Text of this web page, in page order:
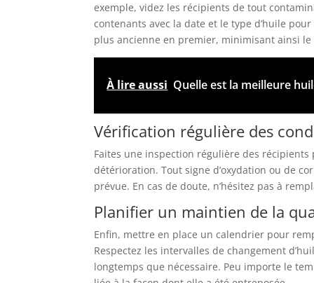
exemple, videz les récipients de tout
contenants avec la date et le type d’huile
plus ancienne en premier, minimisant ainsi
À lire aussi Quelle est la meilleure
Vérification régulière des
Faites une inspection régulière des
détérioration. Tout signe d’oxydation ou de
prévue. En cas de doute, n’hésitez pas à
Planifier un maintien de la
Enfin, mettre en place un calendrier pour
Respectez les intervalles de changement
longtemps que nécessaire. Peu importe le